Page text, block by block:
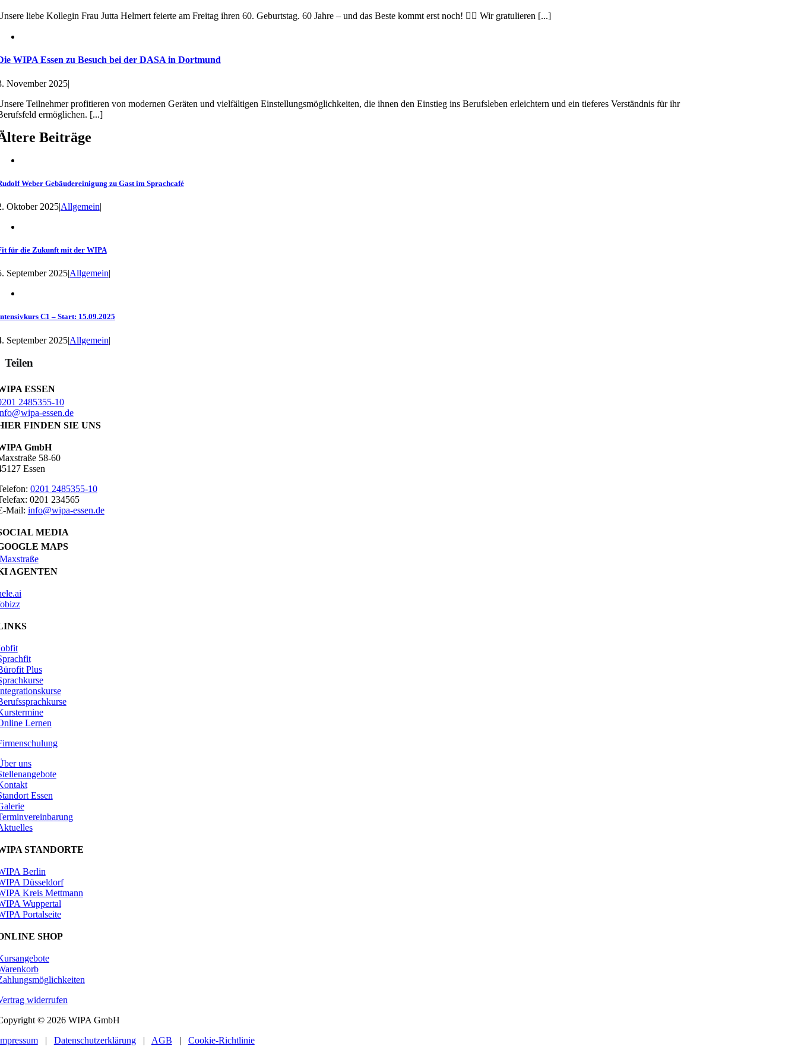
liebe Kollegin Frau Jutta Helmert feierte am Freitag ihren 60. Geburtstag. 60 Jahre – und das Beste kommt erst noch! 👯‍♀️ Wir gratulieren [...]
WIPA Essen zu Besuch bei der DASA in Dortmund
November 2025|
Teilnehmer profitieren von modernen Geräten und vielfältigen Einstellungsmöglichkeiten, die ihnen den Einstieg ins Berufsleben erleichtern und ein tieferes Verständnis für ihr
ermöglichen. [...]
Beiträge
Weber Gebäudereinigung zu Gast im Sprachcafé
Oktober 2025|Allgemein|
für die Zukunft mit der WIPA
September 2025|Allgemein|
C1 – Start: 15.09.2025
September 2025|Allgemein|
Teilen
ESSEN
2485355-10
essen.de
FINDEN SIE UNS
GmbH
58-60
Essen
0201 2485355-10
0201 234565
Mail: info@wipa-essen.de
MEDIA
MAPS
AGENTEN
Plus
Lernen
uns
Essen
STANDORTE
Berlin
Düsseldorf
Kreis Mettmann
Wuppertal
Portalseite
SHOP
widerrufen
© 2026 WIPA GmbH
| Datenschutzerklärung| AGB | Cookie-Richtlinie